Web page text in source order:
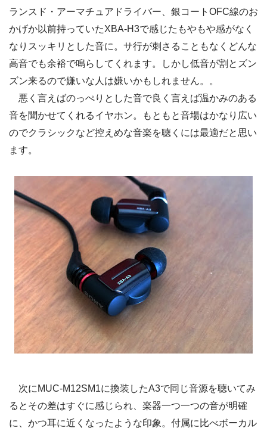
ランスド・アーマチュアドライバー、銀コートOFC線のお
かげか以前持っていたXBA-H3で感じたもやもや感がなく
なりスッキリとした音に。サ行が刺さることもなくどんな
高音でも余裕で鳴らしてくれます。しかし低音が割とズン
ズン来るので嫌いな人は嫌いかもしれません。。
悪く言えばのっぺりとした音で良く言えば温かみのある
音を聞かせてくれるイヤホン。もともと音場はかなり広い
のでクラシックなど控えめな音楽を聴くには最適だと思い
ます。
次にMUC-M12SM1に換装したA3で同じ音源を聴いてみ
るとその差はすぐに感じられ、楽器一つ一つの音が明確
に、かつ耳に近くなったような印象。付属に比べボーカル